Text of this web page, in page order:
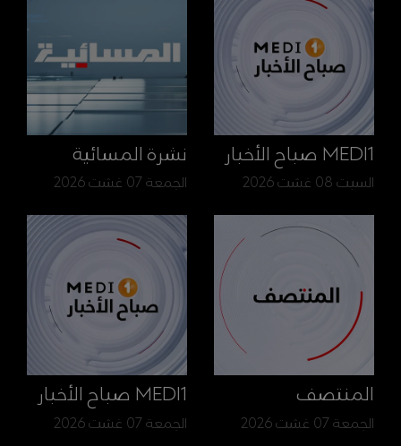
MEDI1 صباح الأخبار
السبت 08 غشت 2026
نشرة المسائية
الجمعة 07 غشت 2026
المنتصف
الجمعة 07 غشت 2026
MEDI1 صباح الأخبار
الجمعة 07 غشت 2026